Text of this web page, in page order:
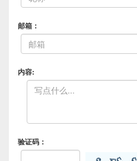
邮箱：
内容:
验证码：